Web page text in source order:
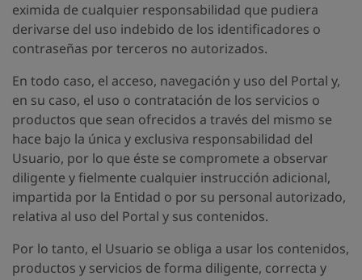
eximida de cualquier responsabilidad que pudiera
derivarse del uso indebido de los identificadores o
contraseñas por terceros no autorizados.
En todo caso, el acceso, navegación y uso del Portal y,
en su caso, el uso o contratación de los servicios o
productos que sean ofrecidos a través del mismo se
hace bajo la única y exclusiva responsabilidad del
Usuario, por lo que éste se compromete a observar
diligente y fielmente cualquier instrucción adicional,
impartida por la Entidad o por su personal autorizado,
relativa al uso del Portal y sus contenidos.
Por lo tanto, el Usuario se obliga a usar los contenidos,
productos y servicios de forma diligente, correcta y